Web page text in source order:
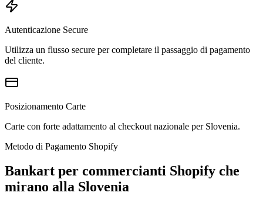
Autenticazione Secure
Utilizza un flusso secure per completare il passaggio di pagamento
del cliente.
Posizionamento Carte
Carte con forte adattamento al checkout nazionale per Slovenia.
Metodo di Pagamento Shopify
Bankart per commercianti Shopify che
mirano alla Slovenia